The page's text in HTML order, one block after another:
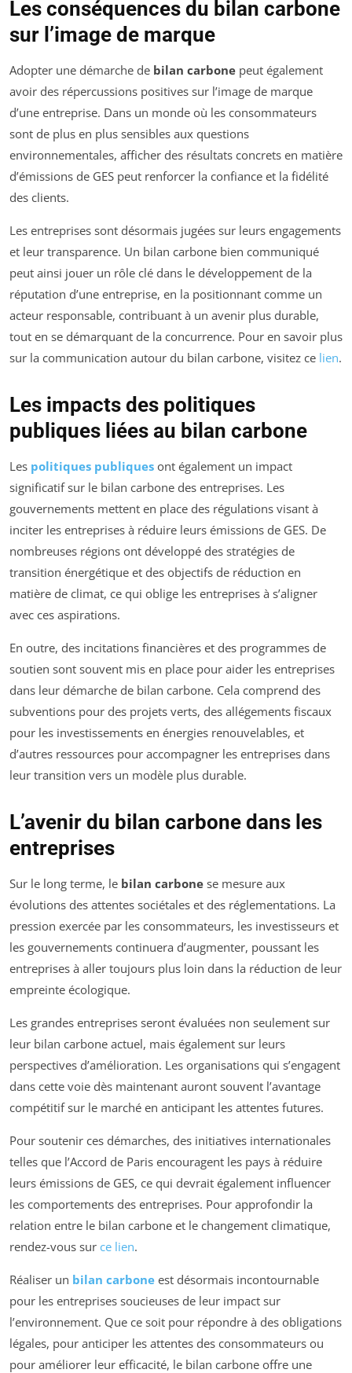
Les conséquences du bilan carbone
sur l’image de marque
Adopter une démarche de bilan carbone peut également
avoir des répercussions positives sur l’image de marque
d’une entreprise. Dans un monde où les consommateurs
sont de plus en plus sensibles aux questions
environnementales, afficher des résultats concrets en matière
d’émissions de GES peut renforcer la confiance et la fidélité
des clients.
Les entreprises sont désormais jugées sur leurs engagements
et leur transparence. Un bilan carbone bien communiqué
peut ainsi jouer un rôle clé dans le développement de la
réputation d’une entreprise, en la positionnant comme un
acteur responsable, contribuant à un avenir plus durable,
tout en se démarquant de la concurrence. Pour en savoir plus
sur la communication autour du bilan carbone, visitez ce lien.
Les impacts des politiques
publiques liées au bilan carbone
Les politiques publiques ont également un impact
significatif sur le bilan carbone des entreprises. Les
gouvernements mettent en place des régulations visant à
inciter les entreprises à réduire leurs émissions de GES. De
nombreuses régions ont développé des stratégies de
transition énergétique et des objectifs de réduction en
matière de climat, ce qui oblige les entreprises à s’aligner
avec ces aspirations.
En outre, des incitations financières et des programmes de
soutien sont souvent mis en place pour aider les entreprises
dans leur démarche de bilan carbone. Cela comprend des
subventions pour des projets verts, des allégements fiscaux
pour les investissements en énergies renouvelables, et
d’autres ressources pour accompagner les entreprises dans
leur transition vers un modèle plus durable.
L’avenir du bilan carbone dans les
entreprises
Sur le long terme, le bilan carbone se mesure aux
évolutions des attentes sociétales et des réglementations. La
pression exercée par les consommateurs, les investisseurs et
les gouvernements continuera d’augmenter, poussant les
entreprises à aller toujours plus loin dans la réduction de leur
empreinte écologique.
Les grandes entreprises seront évaluées non seulement sur
leur bilan carbone actuel, mais également sur leurs
perspectives d’amélioration. Les organisations qui s’engagent
dans cette voie dès maintenant auront souvent l’avantage
compétitif sur le marché en anticipant les attentes futures.
Pour soutenir ces démarches, des initiatives internationales
telles que l’Accord de Paris encouragent les pays à réduire
leurs émissions de GES, ce qui devrait également influencer
les comportements des entreprises. Pour approfondir la
relation entre le bilan carbone et le changement climatique,
rendez-vous sur ce lien.
Réaliser un bilan carbone est désormais incontournable
pour les entreprises soucieuses de leur impact sur
l’environnement. Que ce soit pour répondre à des obligations
légales, pour anticiper les attentes des consommateurs ou
pour améliorer leur efficacité, le bilan carbone offre une